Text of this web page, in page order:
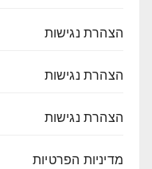
הצהרת נגישות
הצהרת נגישות
הצהרת נגישות
מדיניות הפרטיות